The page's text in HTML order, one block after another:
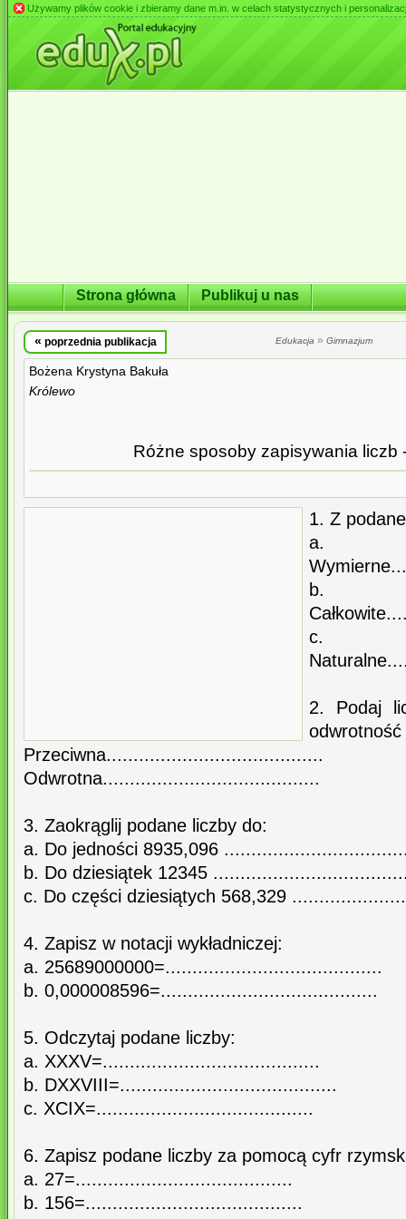
Używamy plików cookie i zbieramy dane m.in. w celach statystycznych i
Strona główna Publikuj u nas
« poprzednia publikacja Edukacja » Gimnazjum
Bożena Krystyna Bakuła
Królewo
Różne sposoby zapisywania liczb
1. Z
a.
b.
c.
2. Podaj
Przeciwna........................................
Odwrotna........................................
3. Zaokrąglij podane liczby do:
a. Do jedności 8935,096
b. Do dziesiątek 12345
c. Do części dziesiątych 568,329
4. Zapisz w notacji wykładniczej:
a. 25689000000=........................................
b. 0,000008596=........................................
5. Odczytaj podane liczby:
a. XXXV=........................................
b. DXXVIII=........................................
c. XCIX=........................................
6. Zapisz podane liczby za pomocą cyfr
a. 27=........................................
b. 156=........................................